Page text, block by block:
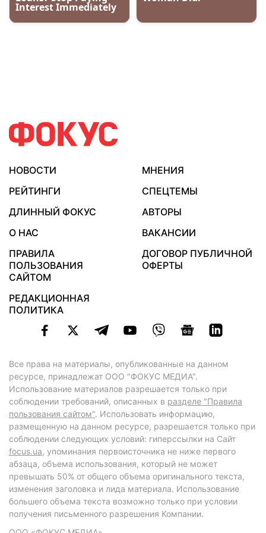
НОВОСТИ
МНЕНИЯ
РЕЙТИНГИ
СПЕЦТЕМЫ
ДЛИННЫЙ ФОКУС
АВТОРЫ
О НАС
ВАКАНСИИ
ПРАВИЛА
ПОЛЬЗОВАНИЯ
САЙТОМ
ДОГОВОР ПУБЛИЧНОЙ
ОФЕРТЫ
РЕДАКЦИОННАЯ
ПОЛИТИКА
Все права на материалы, опубликованные на данном
ресурсе, принадлежат ООО "ФОКУС МЕДИА".
Использование материалов разрешается только при
соблюдении требований, описанных в разделе "Правила
пользования сайтом". Использовать информацию,
размещенную на данном ресурсе, разрешается только при
соблюдении следующих условий: гиперссылки на Сайт
focus.ua, упоминания первоисточника не ниже первого
абзаца, объема использования, который не может
превышать 50% от общего объема оригинального текста,
изменения заголовка и лида материала. Использование
большего объема текста возможно только при условии
получения письменного разрешения Компании.